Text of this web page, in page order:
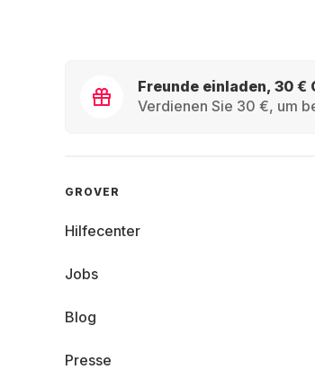
Freunde einladen, 30 €
Verdienen Sie 30 €, um
GROVER
Hilfecenter
Jobs
Blog
Presse